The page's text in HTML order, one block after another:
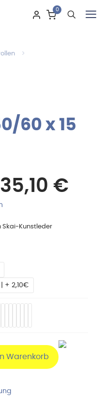
0
60 x 15
35,10 €
Skai-Kunstleder
+ 2,10€
Warenkorb